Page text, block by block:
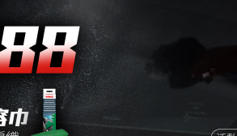
NT$3,750